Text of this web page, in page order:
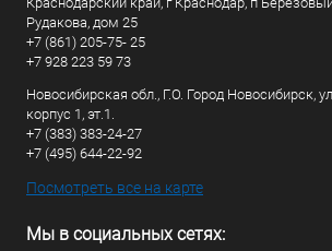
Рудакова, дом 25
+7 (861) 205-75- 25
+7 928 223 59 73
Новосибирская обл., Г.О. Город Новосибирск,
корпус 1, эт.1.
+7 (383) 383-24-27
+7 (495) 644-22-92
Посмотреть все на карте
Мы в социальных сетях: